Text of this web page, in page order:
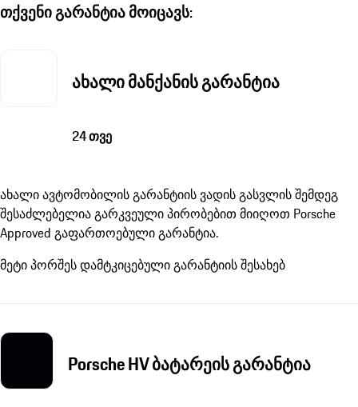
თქვენი გარანტია მოიცავს:
ახალი მანქანის გარანტია
24 თვე
ახალი ავტომობილის გარანტიის ვადის გასვლის შემდეგ
შესაძლებელია გარკვეული პირობებით მიიღოთ Porsche
Approved გაფართოებული გარანტია.
მეტი პორშეს დამტკიცებული გარანტიის შესახებ
Porsche HV ბატარეის გარანტია